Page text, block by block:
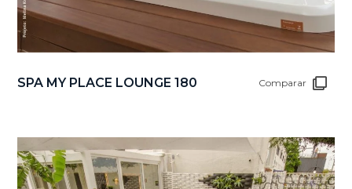
SPA MY PLACE LOUNGE 180 Comparar